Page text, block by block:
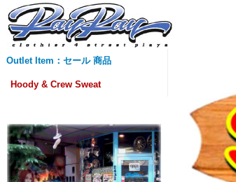
Outlet Item：セール 商品
Hoody & Crew Sweat